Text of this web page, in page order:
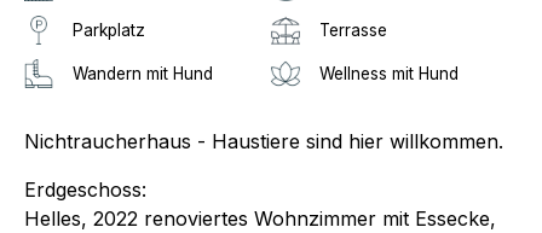
Parkplatz Terrasse
Wandern mit Hund Wellness mit Hund
Nichtraucherhaus - Haustiere sind hier willkommen.
Erdgeschoss:
Helles, 2022 renoviertes Wohnzimmer mit Essecke,